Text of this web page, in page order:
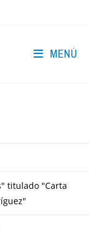
MENÚ
titulado "Carta